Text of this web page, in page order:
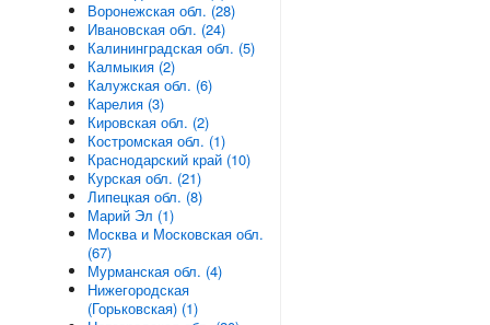
Воронежская обл. (28)
Ивановская обл. (24)
Калининградская обл. (5)
Калмыкия (2)
Калужская обл. (6)
Карелия (3)
Кировская обл. (2)
Костромская обл. (1)
Краснодарский край (10)
Курская обл. (21)
Липецкая обл. (8)
Марий Эл (1)
Москва и Московская обл.
(67)
Мурманская обл. (4)
Нижегородская
(Горьковская) (1)